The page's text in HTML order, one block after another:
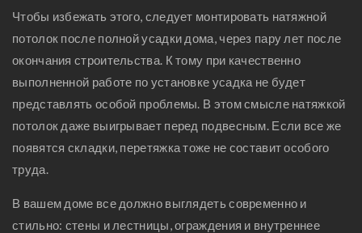
Чтобы избежать этого, следует монтировать натяжной
потолок после полной усадки дома, через пару лет после
окончания строительства. К тому при качественно
выполненной работе по установке усадка не будет
представлять особой проблемы. В этом смысле натяжкой
потолок даже выигрывает перед подвесным. Если все же
появятся складки, перетяжка тоже не составит особого
труда.
В вашем доме все должно выглядеть современно и
стильно: стены и лестницы, ограждения и внутреннее